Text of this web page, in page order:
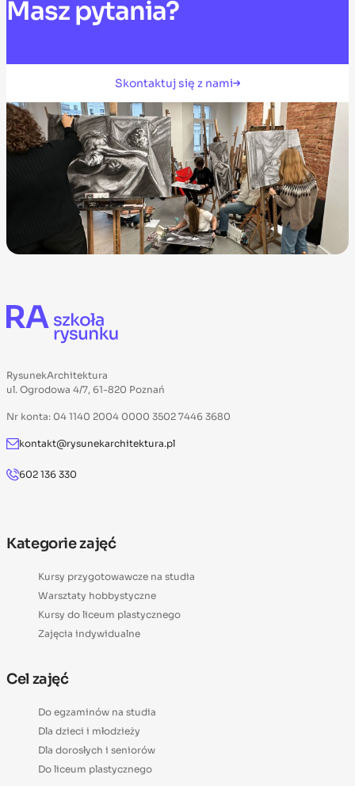
Masz pytania?
Skontaktuj się z nami
RysunekArchitektura
ul. Ogrodowa 4/7, 61-820 Poznań
Nr konta: 04 1140 2004 0000 3502 7446 3680
kontakt@rysunekarchitektura.pl
602 136 330
Kategorie zajęć
Kursy przygotowawcze na studia
Warsztaty hobbystyczne
Kursy do liceum plastycznego
Zajęcia indywidualne
Cel zajęć
Do egzaminów na studia
Dla dzieci i młodzieży
Dla dorosłych i seniorów
Do liceum plastycznego